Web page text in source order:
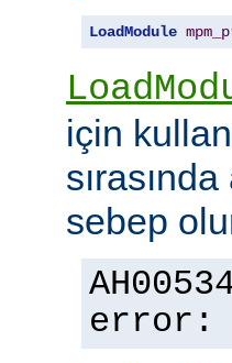
LoadModule
için
sebep
error: